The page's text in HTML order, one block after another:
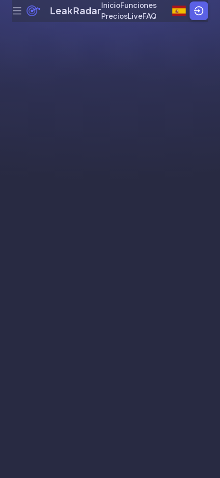
Skip to content
Menu LeakRadarInicioFunciones
PreciosLiveFAQ